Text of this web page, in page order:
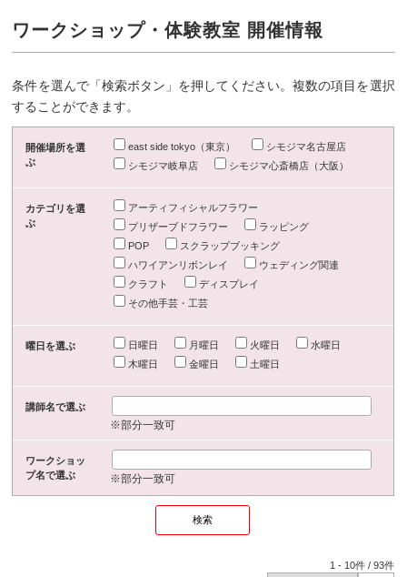
ワークショップ・体験教室 開催情報
条件を選んで「検索ボタン」を押してください。複数の項目を選択
することができます。
開催場所を選
ぶ
east side tokyo（東京）
シモジマ名古屋店
シモジマ岐阜店
シモジマ心斎橋店（大阪）
カテゴリを選
ぶ
アーティフィシャルフラワー
プリザーブドフラワー
ラッピング
POP
スクラップブッキング
ハワイアンリボンレイ
ウェディング関連
クラフト
ディスプレイ
その他手芸・工芸
曜日を選ぶ 日曜日 月曜日 火曜日
水曜日
木曜日
金曜日 土曜日
講師名で選ぶ
※部分一致可
ワークショッ
プ名で選ぶ
※部分一致可
1 - 10件 /93件